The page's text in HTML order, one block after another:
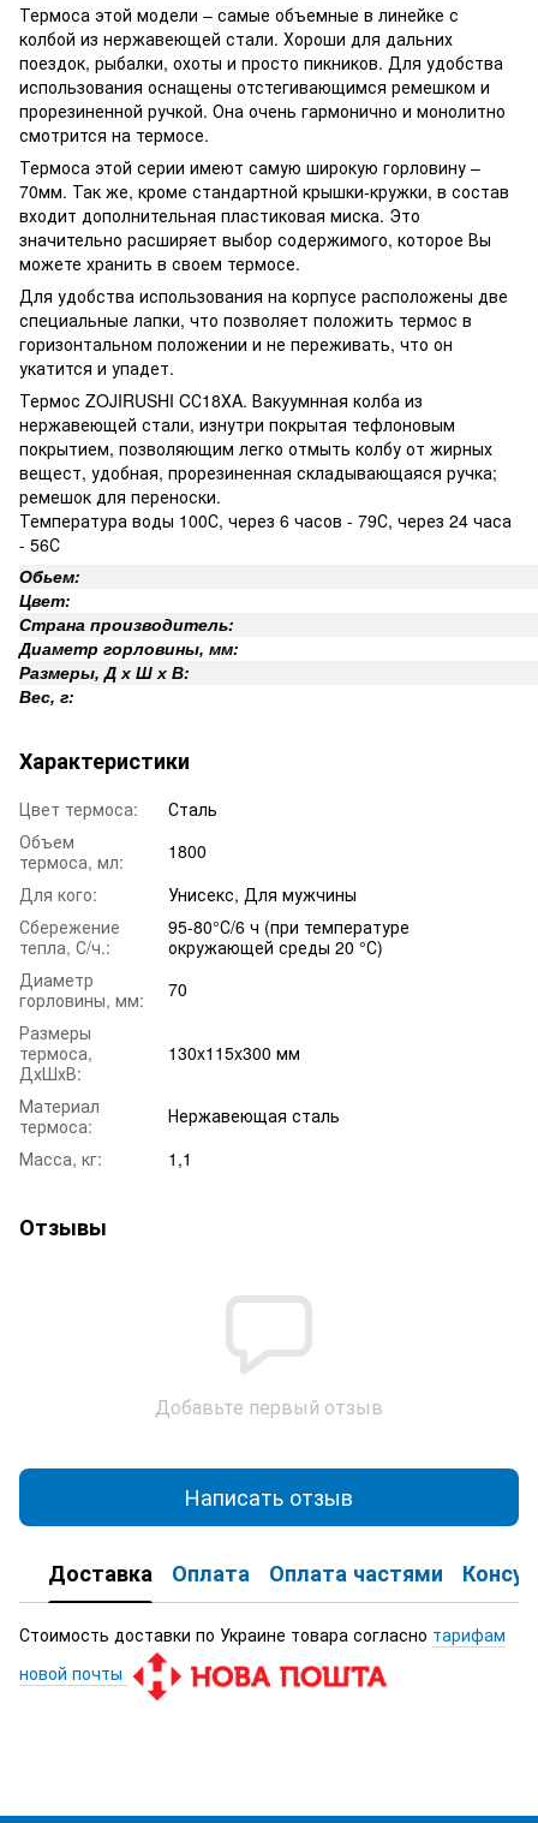
Термоса этой модели – самые объемные в линейке с
колбой из нержавеющей стали. Хороши для дальних
поездок, рыбалки, охоты и просто пикников. Для удобства
использования оснащены отстегивающимся ремешком и
прорезиненной ручкой. Она очень гармонично и монолитно
смотрится на термосе.
Термоса этой серии имеют самую широкую горловину –
70мм. Так же, кроме стандартной крышки-кружки, в состав
входит дополнительная пластиковая миска. Это
значительно расширяет выбор содержимого, которое Вы
можете хранить в своем термосе.
Для удобства использования на корпусе расположены две
специальные лапки, что позволяет положить термос в
горизонтальном положении и не переживать, что он
укатится и упадет.
Термос ZOJIRUSHI CС18ХA. Вакуумнная колба из
нержавеющей стали, изнутри покрытая тефлоновым
покрытием, позволяющим легко отмыть колбу от жирных
вещест, удобная, прорезиненная складывающаяся ручка;
ремешок для переноски.
Температура воды 100С, через 6 часов - 79С, через 24 часа
- 56С
Обьем:
Цвет:
Страна производитель:
Диаметр горловины, мм:
Размеры, Д х Ш х В:
Вес, г:
Характеристики
Цвет термоса:
Сталь
Объем
термоса, мл:
1800
Для кого:
Унисекс, Для мужчины
Сбережение
тепла, С/ч.:
95-80°С/6 ч (при температуре
окружающей среды 20 °С)
Диаметр
горловины, мм:
70
Размеры
термоса,
ДхШхВ:
130x115x300 мм
Материал
термоса:
Нержавеющая сталь
Масса, кг:
1,1
Отзывы
Добавьте первый отзыв
Написать отзыв
Доставка Оплата Оплата частями
Стоимость доставки по Украине товара согласно тарифам
новой почты